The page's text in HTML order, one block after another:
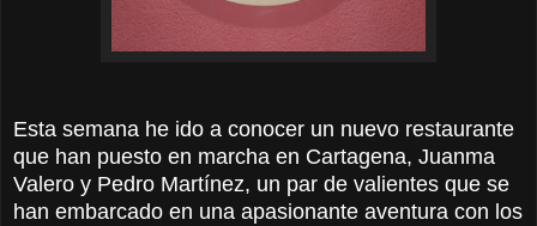
Esta semana he ido a conocer un nuevo restaurante
que han puesto en marcha en Cartagena, Juanma
Valero y Pedro Martínez, un par de valientes que se
han embarcado en una apasionante aventura con los